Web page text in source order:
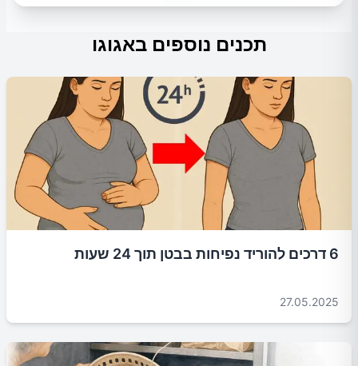
תכנים נוספים באגוגו
6 דרכים להוריד נפיחות בבטן תוך 24 שעות
27.05.2025